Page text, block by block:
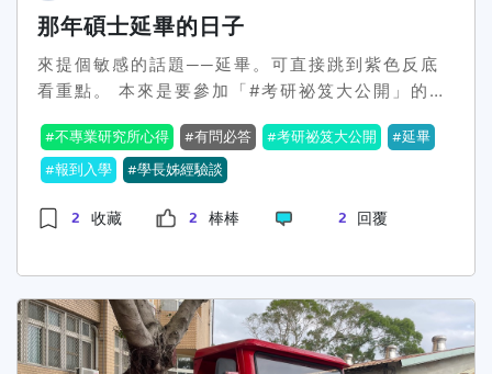
那年碩士延畢的日子
來提個敏感的話題──延畢。可直接跳到紫色反底
看重點。 本來是要參加「#考研祕笈大公開」的徵
研究所生活，就沒發文，截止日前10分鐘想說還是
上傳好了，結果或許網路不好，跑了很久最終上傳
活動截止後再分享，既然不參加活動，校系對於這
排一些與未來接軌的課程，是時候開始考慮要繼續
升學還是出社會了，我知道有許多同學大三就在思
考了，但大四以前我還真的沒考慮念研究所。 改變
的契機是什麼我不確定，我認為是很多個原因堆砌
不專業研究所心得 有問必答 考研祕笈大公開
延畢
報到入學
學長姊經驗談
2 收藏 2 棒棒 2 回覆